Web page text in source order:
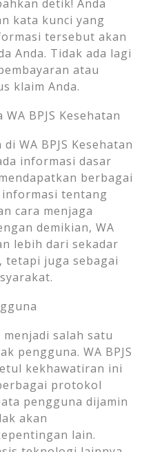
detik! Anda
kata kunci yang
tersebut akan
Anda. Tidak ada lagi
atau
klaim Anda.
BPJS Kesehatan
WA BPJS Kesehatan
informasi dasar
berbagai
tentang
cara menjaga
demikian, WA
lebih dari sekadar
juga sebagai
salah satu
pengguna. WA BPJS
kekhawatiran ini
protokol
pengguna dijamin
akan
lain.